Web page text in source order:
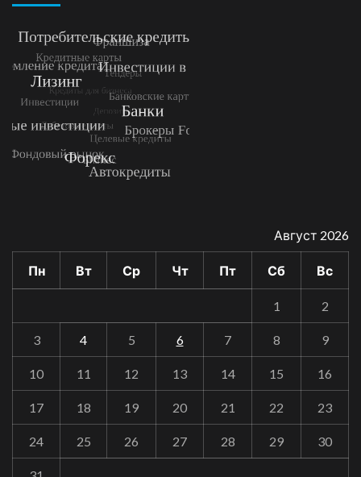
Август 2026
Пн Вт Ср Чт Пт Сб Вс
1 2
3 4 5 6 7 8 9
10 11 12 13 14 15 16
17 18 19 20 21 22 23
24 25 26 27 28 29 30